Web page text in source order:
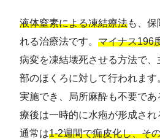
液体窒素による凍結療法も、
れる治療法です。 マイナス196
病変を凍結壊死させる方法で
部のほくろに対して行われま
実施でき、局所麻酔も不要で
療後は一時的に水疱が形成され
通常は1-2週間で痂皮化し、そ